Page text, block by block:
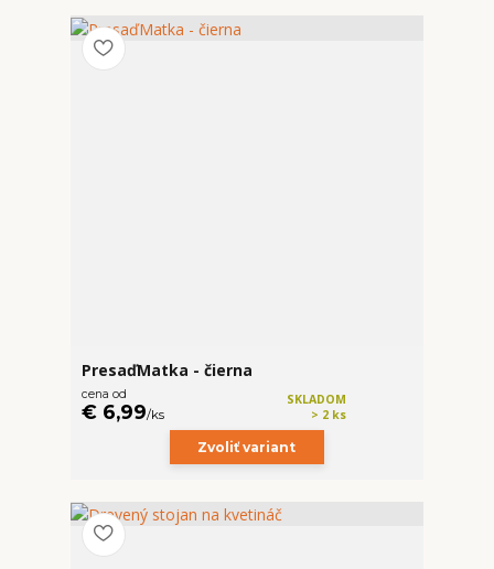
PresaďMatka - čierna
cena od
€ 6,99/ks
SKLADOM
> 2 ks
Zvoliť variant